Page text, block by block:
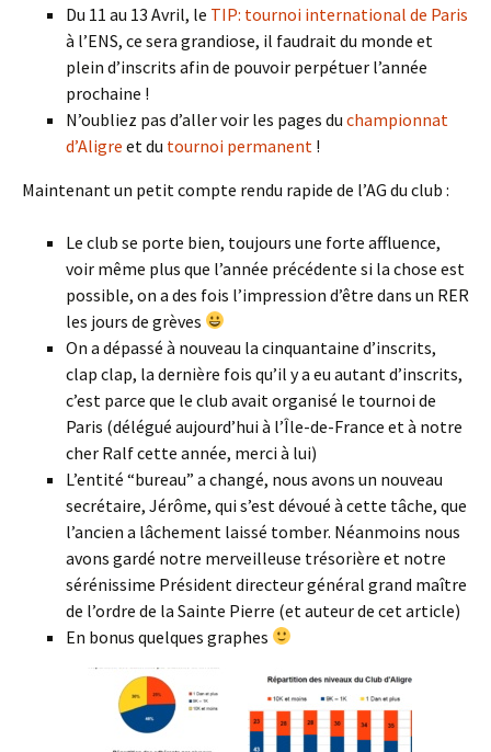
Du 11 au 13 Avril, le TIP: tournoi international de Paris
à l’ENS, ce sera grandiose, il faudrait du monde et
plein d’inscrits afin de pouvoir perpétuer l’année
prochaine !
N’oubliez pas d’aller voir les pages du championnat
d’Aligre et du tournoi permanent !
Maintenant un petit compte rendu rapide de l’AG du club :
Le club se porte bien, toujours une forte affluence,
voir même plus que l’année précédente si la chose est
possible, on a des fois l’impression d’être dans un RER
les jours de grèves
On a dépassé à nouveau la cinquantaine d’inscrits,
clap clap, la dernière fois qu’il y a eu autant d’inscrits,
c’est parce que le club avait organisé le tournoi de
Paris (délégué aujourd’hui à l’Île-de-France et à notre
cher Ralf cette année, merci à lui)
L’entité “bureau” a changé, nous avons un nouveau
secrétaire, Jérôme, qui s’est dévoué à cette tâche, que
l’ancien a lâchement laissé tomber. Néanmoins nous
avons gardé notre merveilleuse trésorière et notre
sérénissime Président directeur général grand maître
de l’ordre de la Sainte Pierre (et auteur de cet article)
En bonus quelques graphes